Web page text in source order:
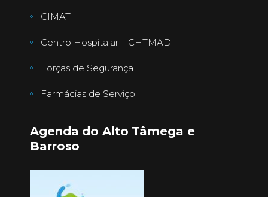
CIMAT
Centro Hospitalar – CHTMAD
Forças de Segurança
Farmácias de Serviço
Agenda do Alto Tâmega e
Barroso